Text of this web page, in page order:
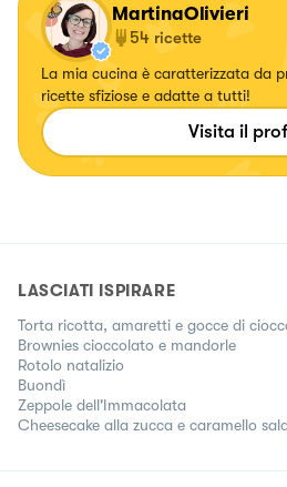
MartinaOlivieri
54 ricette
La mia cucina è caratterizzata da
ricette sfiziose e adatte a tutti!
Visita il
LASCIATI ISPIRARE
Torta ricotta, amaretti e gocce di
Brownies cioccolato e mandorle
Rotolo natalizio
Buondì
Zeppole dell'Immacolata
Cheesecake alla zucca e caramello